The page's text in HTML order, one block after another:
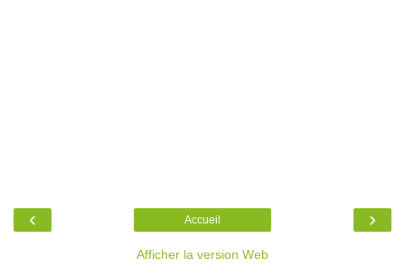
‹ ›
Accueil
Afficher la version Web